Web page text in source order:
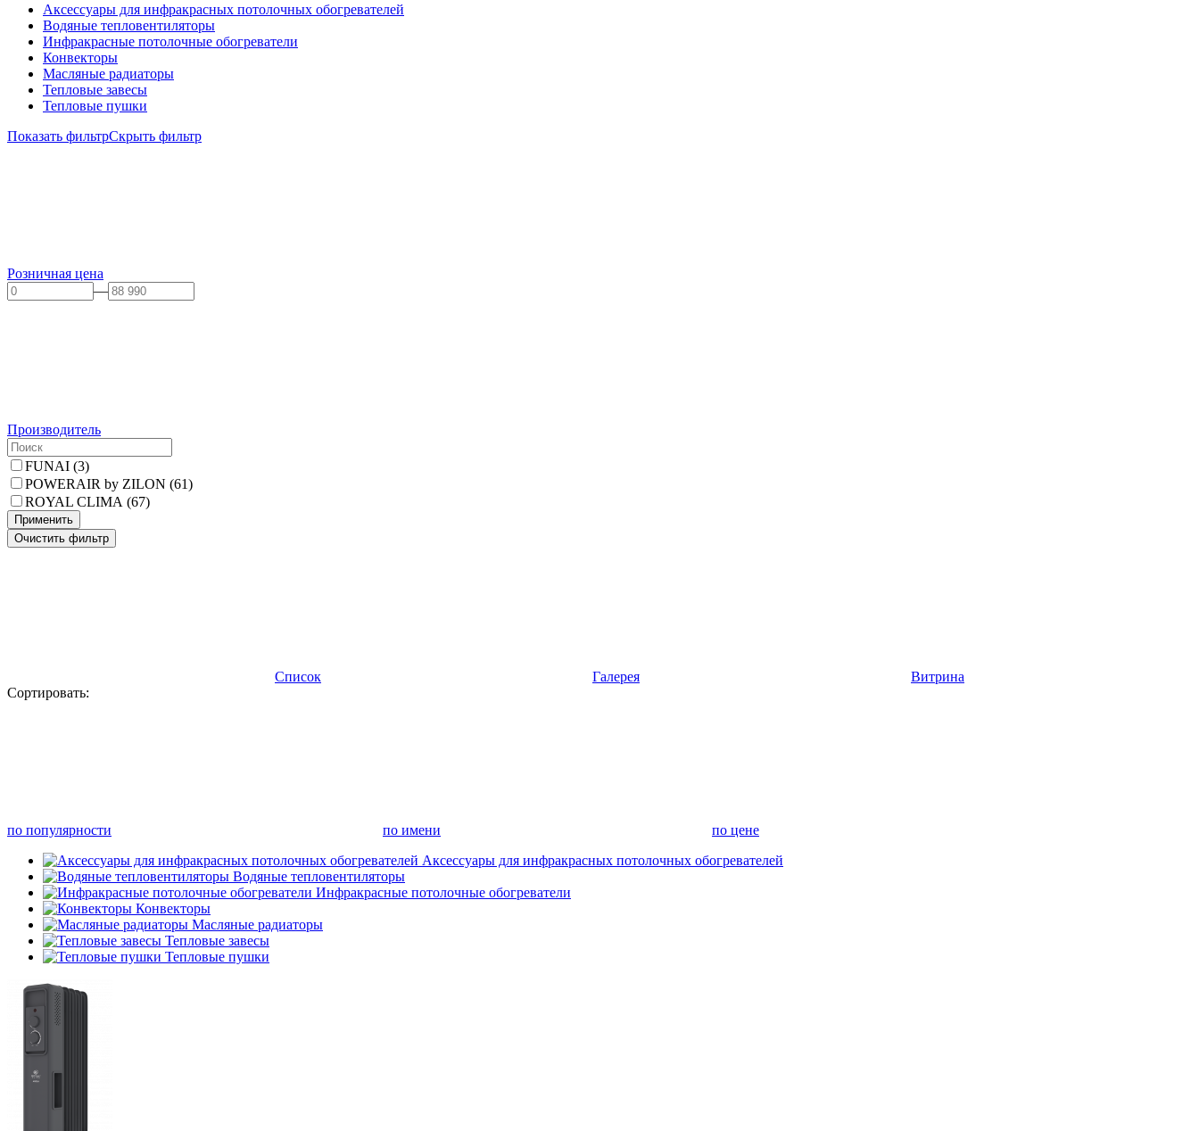
Аксессуары для инфракрасных потолочных обогревателей
Водяные тепловентиляторы
Инфракрасные потолочные обогреватели
Конвекторы
Масляные радиаторы
Тепловые завесы
Тепловые пушки
Показать фильтрСкрыть фильтр
Розничная цена
—
Производитель
FUNAI (3)
POWERAIR by ZILON (61)
ROYAL CLIMA (67)
Применить
Очистить фильтр
Список Галерея
Витрина
Сортировать:
по популярности по имени
по цене
Аксессуары для инфракрасных потолочных обогревателей
Водяные тепловентиляторы
Инфракрасные потолочные обогреватели
Конвекторы
Масляные радиаторы
Тепловые завесы
Тепловые пушки